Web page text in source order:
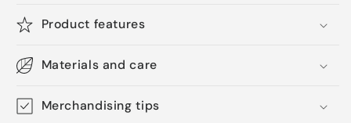
Product features
Materials and care
Merchandising tips